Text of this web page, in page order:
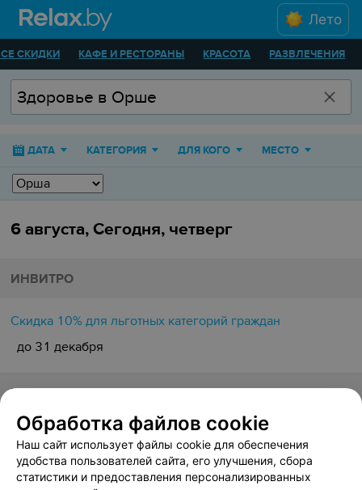
Лето
СКИДКИ КАФЕ И РЕСТОРАНЫ КРАСОТА РАЗВЛЕЧЕНИЯ
ДАТА КАТЕГОРИЯ ДЛЯ КОГО МЕСТО
6 августа, Сегодня, четверг
ИНВИТРО
Скидка 10% для льготных категорий граждан
до 31 декабря
ИНВИТРО
Скидка 10% для льготных категорий граждан
до 31 декабря
Обработка файлов cookie
Наш сайт использует файлы cookie для обеспечения
удобства пользователей сайта, его улучшения, сбора
статистики и предоставления персонализированных